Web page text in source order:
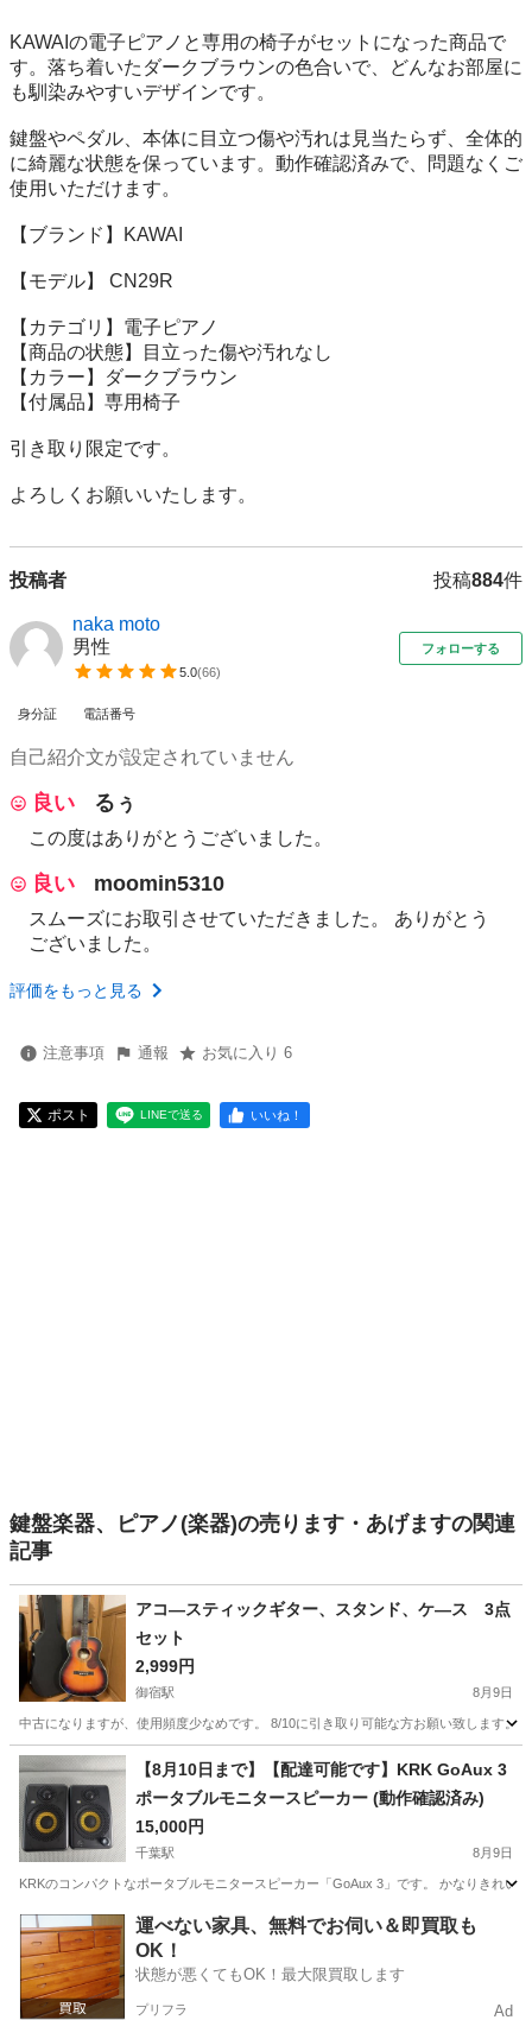
KAWAIの電子ピアノと専用の椅子がセットになった商品で
す。落ち着いたダークブラウンの色合いで、どんなお部屋に
も馴染みやすいデザインです。
鍵盤やペダル、本体に目立つ傷や汚れは見当たらず、全体的
に綺麗な状態を保っています。動作確認済みで、問題なくご
使用いただけます。
【ブランド】KAWAI
【モデル】 CN29R
【カテゴリ】電子ピアノ
【商品の状態】目立った傷や汚れなし
【カラー】ダークブラウン
【付属品】専用椅子
引き取り限定です。
よろしくお願いいたします。
投稿者 投稿884件
naka moto
男性
5.0(66)
フォローする
身分証 電話番号
自己紹介文が設定されていません
良い るぅ
この度はありがとうございました。
良い moomin5310
スムーズにお取引させていただきました。 ありがとう
ございました。
評価をもっと見る
注意事項 通報 お気に入り 6
ポスト LINEで送る いいね！
鍵盤楽器、ピアノ(楽器)の売ります・あげますの関連
記事
アコ―スティックギター、スタンド、ケ―ス 3点
セット
2,999円
御宿駅 8月9日
中古になりますが、使用頻度少なめです。 8/10に引き取り可能な方お願い致します。
千葉 夷隅郡 御宿駅 弦楽器、ギター
【8月10日まで】【配達可能です】KRK GoAux 3
ポータブルモニタースピーカー (動作確認済み)
15,000円
千葉駅 8月9日
KRKのコンパクトなポータブルモニタースピーカー「GoAux 3」です。 かなりきれ
千葉 千葉市 千葉駅 MIDI関連機器
運べない家具、無料でお伺い＆即買取も
OK！
状態が悪くてもOK！最大限買取します
プリフラ Ad